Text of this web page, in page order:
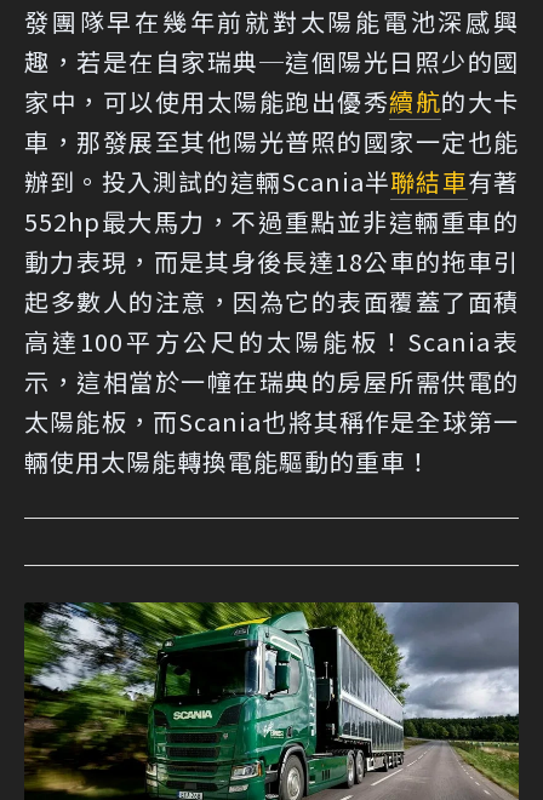
發團隊早在幾年前就對太陽能電池深感興
趣，若是在自家瑞典─這個陽光日照少的國
家中，可以使用太陽能跑出優秀續航的大卡
車，那發展至其他陽光普照的國家一定也能
辦到。投入測試的這輛Scania半聯結車有著
552hp最大馬力，不過重點並非這輛重車的
動力表現，而是其身後長達18公車的拖車引
起多數人的注意，因為它的表面覆蓋了面積
高達100平方公尺的太陽能板！Scania表
示，這相當於一幢在瑞典的房屋所需供電的
太陽能板，而Scania也將其稱作是全球第一
輛使用太陽能轉換電能驅動的重車！